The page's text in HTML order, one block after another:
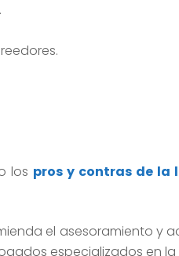
los pros y contras de la
el asesoramiento y
especializados en la